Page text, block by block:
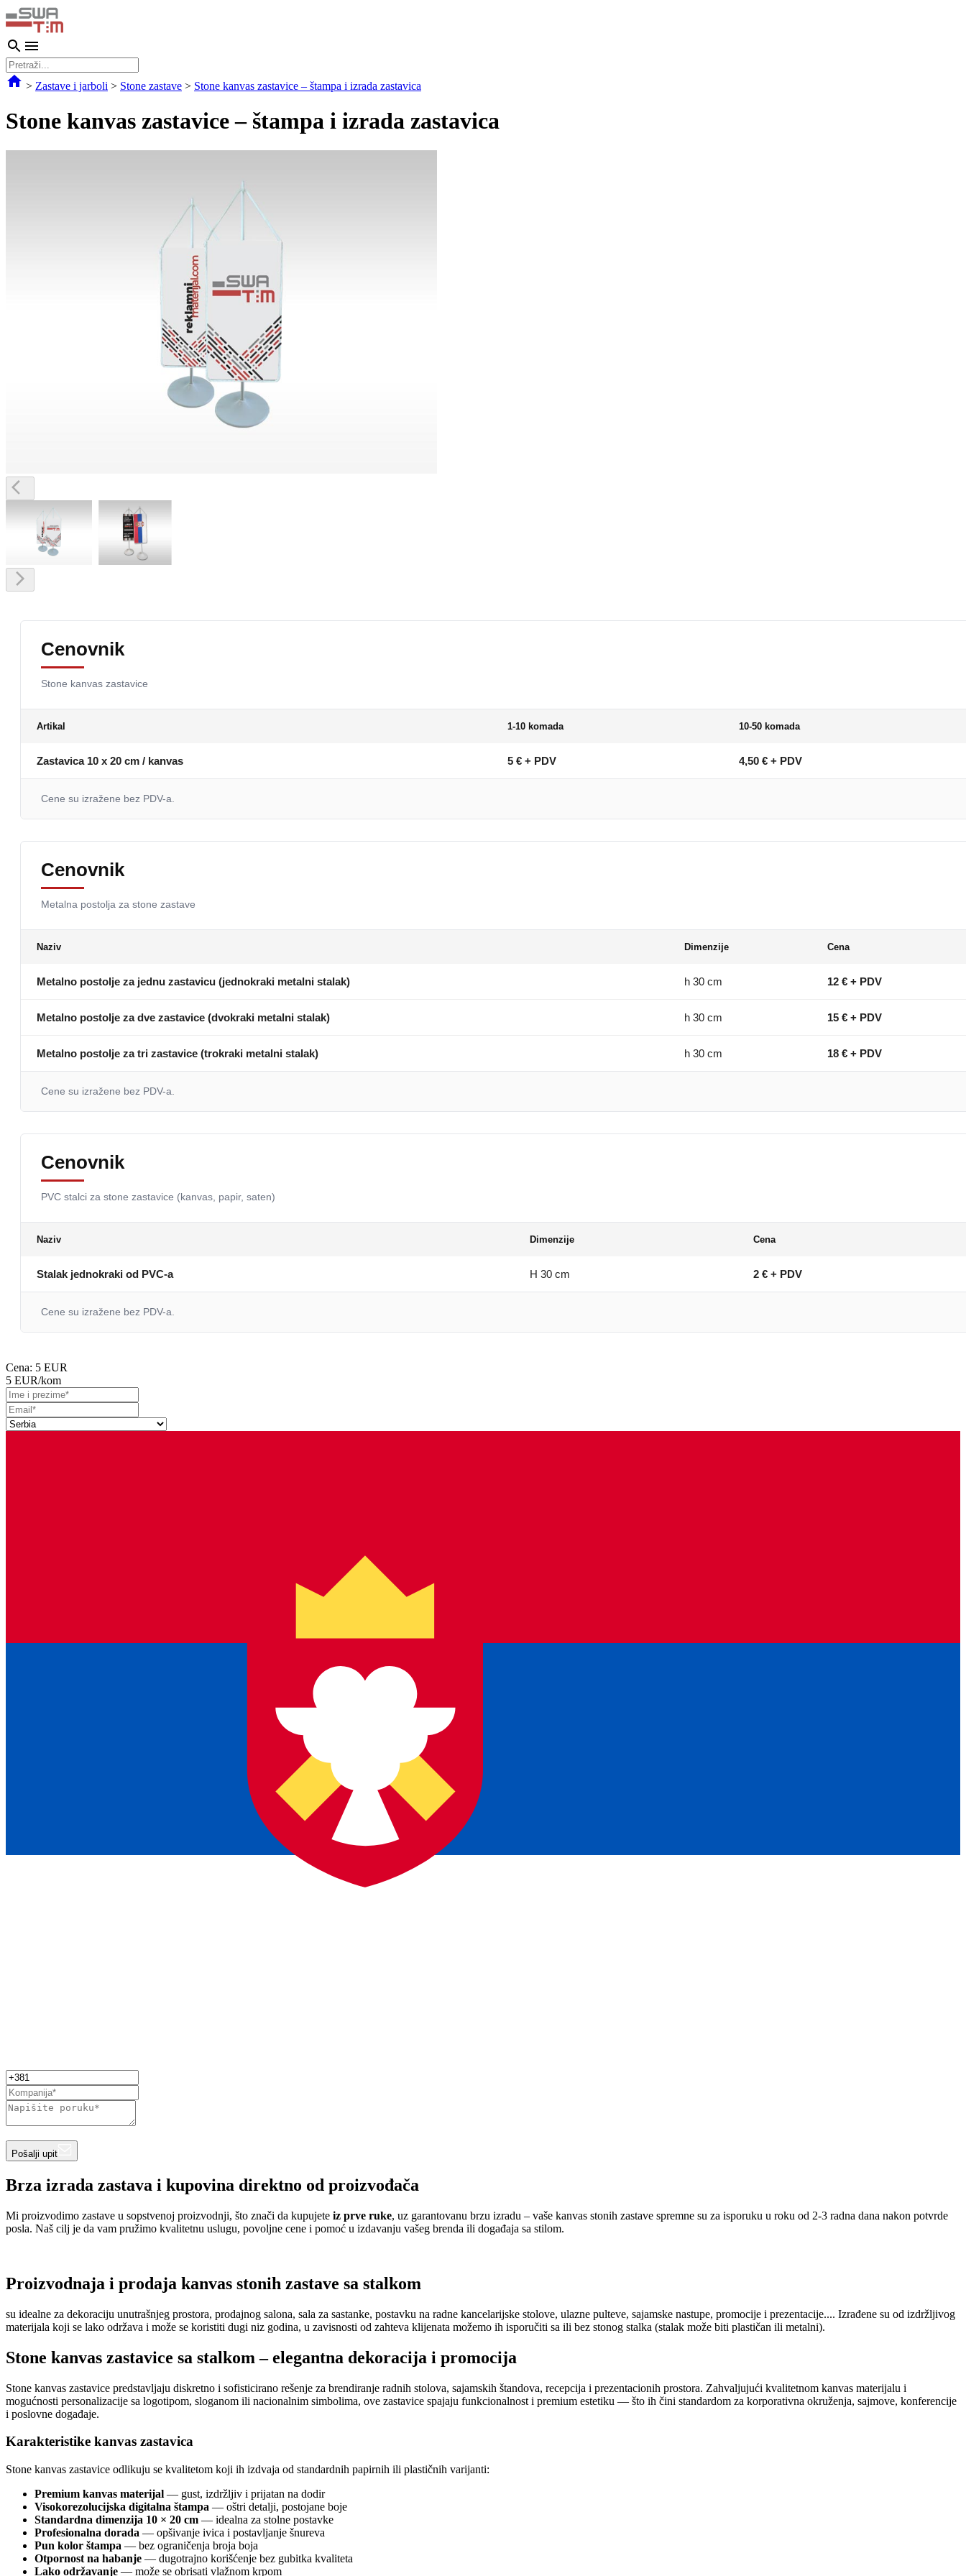
> Zastave i jarboli > Stone zastave > Stone kanvas zastavice – štampa i izrada zastavica
Stone kanvas zastavice – štampa i izrada zastavica
Cenovnik
Stone kanvas zastavice
Artikal 1-10 komada 10-50 komada
Zastavica 10 x 20 cm / kanvas 5 € + PDV 4,50 € + PDV
Cene su izražene bez PDV-a.
Cenovnik
Metalna postolja za stone zastave
Naziv Dimenzije Cena
Metalno postolje za jednu zastavicu (jednokraki metalni stalak) h 30 cm 12 € + PDV
Metalno postolje za dve zastavice (dvokraki metalni stalak) h 30 cm 15 € + PDV
Metalno postolje za tri zastavice (trokraki metalni stalak) h 30 cm 18 € + PDV
Cene su izražene bez PDV-a.
Cenovnik
PVC stalci za stone zastavice (kanvas, papir, saten)
Naziv Dimenzije Cena
Stalak jednokraki od PVC-a H 30 cm 2 € + PDV
Cene su izražene bez PDV-a.
Cena: 5 EUR
5 EUR/kom
Pošalji upit
Brza izrada zastava i kupovina direktno od proizvođača
Mi proizvodimo zastave u sopstvenoj proizvodnji, što znači da kupujete iz prve ruke, uz garantovanu brzu izradu – vaše kanvas stonih zastave spremne su za isporuku u roku od 2-3 radna dana nakon potvrde
posla. Naš cilj je da vam pružimo kvalitetnu uslugu, povoljne cene i pomoć u izdavanju vašeg brenda ili događaja sa stilom.
Proizvodnaja i prodaja kanvas stonih zastave sa stalkom
su idealne za dekoraciju unutrašnjeg prostora, prodajnog salona, sala za sastanke, postavku na radne kancelarijske stolove, ulazne pulteve, sajamske nastupe, promocije i prezentacije.... Izrađene su od izdržljivog
materijala koji se lako održava i može se koristiti dugi niz godina, u zavisnosti od zahteva klijenata možemo ih isporučiti sa ili bez stonog stalka (stalak može biti plastičan ili metalni).
Stone kanvas zastavice sa stalkom – elegantna dekoracija i promocija
Stone kanvas zastavice predstavljaju diskretno i sofisticirano rešenje za brendiranje radnih stolova, sajamskih štandova, recepcija i prezentacionih prostora. Zahvaljujući kvalitetnom kanvas materijalu i
mogućnosti personalizacije sa logotipom, sloganom ili nacionalnim simbolima, ove zastavice spajaju funkcionalnost i premium estetiku — što ih čini standardom za korporativna okruženja, sajmove, konferencije
i poslovne događaje.
Karakteristike kanvas zastavica
Stone kanvas zastavice odlikuju se kvalitetom koji ih izdvaja od standardnih papirnih ili plastičnih varijanti:
Premium kanvas materijal — gust, izdržljiv i prijatan na dodir
Visokorezolucijska digitalna štampa — oštri detalji, postojane boje
Standardna dimenzija 10 × 20 cm — idealna za stolne postavke
Profesionalna dorada — opšivanje ivica i postavljanje šnureva
Pun kolor štampa — bez ograničenja broja boja
Otpornost na habanje — dugotrajno korišćenje bez gubitka kvaliteta
Lako održavanje — može se obrisati vlažnom krpom